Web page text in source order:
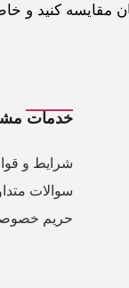
مقایسه کنید و
خدمات
شرایط و
سوالات
حریم